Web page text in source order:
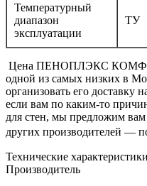
Температурный
диапазон
эксплуатации
ТУ
Цена ПЕНОПЛЭКС
одной из самых низких в
организовать его доставку
если вам по каким-то
для стен, мы предложим
других производителей —
Технические характеристики
Производитель